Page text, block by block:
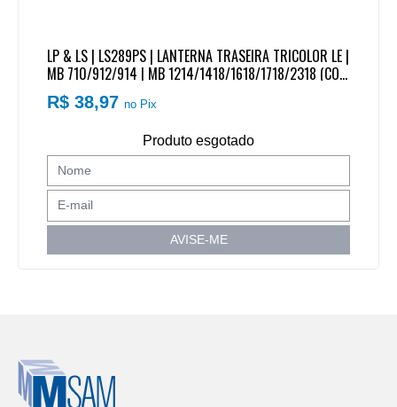
LP & LS | LS289PS | LANTERNA TRASEIRA TRICOLOR LE |
MB 710/912/914 | MB 1214/1418/1618/1718/2318 (COM
VIGIA/LUZ PLACA SEM CONECTOR/PLUG)
R$ 38,97no Pix
Produto esgotado
AVISE-ME